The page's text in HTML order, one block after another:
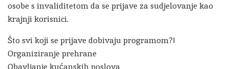
osobe s invaliditetom da se prijave za sudjelovanje kao
krajnji korisnici.
Što svi koji se prijave dobivaju programom?!
Organiziranje prehrane
Obavljanje kućanskih poslova